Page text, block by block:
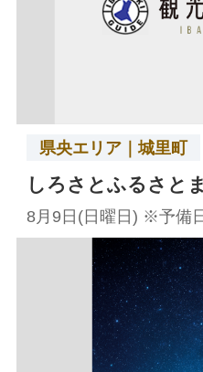
県央エリア｜城里町
しろさとふるさと
8月9日(日曜日) ※予備